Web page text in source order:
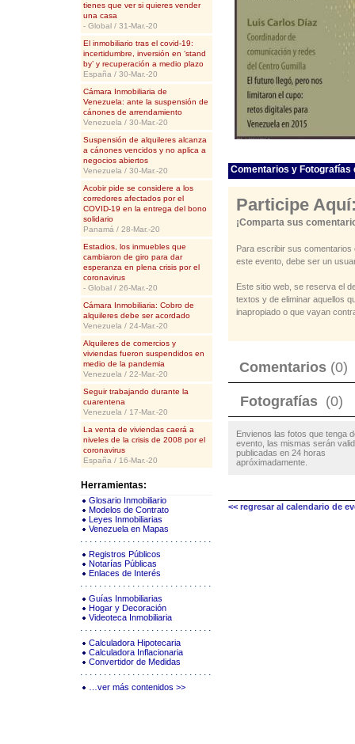
tienes que ver si quieres vender
una casa
- Global / 31-Mar.-20
El inmobiliario tras el covid-19:
incertidumbre, inversión en ‘stand
by’ y recuperación a medio plazo
España / 30-Mar.-20
Cámara Inmobiliaria de
Venezuela: ante la suspensión de
cánones de arrendamiento
Venezuela / 30-Mar.-20
Suspensión de alquileres alcanza
a cánones vencidos y no aplica a
negocios abiertos
Venezuela / 30-Mar.-20
Acobir pide se considere a los
corredores afectados por el
COVID-19 en la entrega del bono
solidario
Panamá / 28-Mar.-20
Estadios, los inmuebles que
cambiaron de giro para dar
esperanza en plena crisis por el
coronavirus
- Global / 26-Mar.-20
Cámara Inmobiliaria: Cobro de
alquileres debe ser acordado
Venezuela / 24-Mar.-20
Alquileres de comercios y
viviendas fueron suspendidos en
medio de la pandemia
Venezuela / 22-Mar.-20
Seguir trabajando durante la
cuarentena
Venezuela / 17-Mar.-20
La venta de viviendas caerá a
niveles de la crisis de 2008 por el
coronavirus
España / 16-Mar.-20
Herramientas:
Glosario Inmobiliario
Modelos de Contrato
Leyes Inmobiliarias
Venezuela en Mapas
Registros Públicos
Notarías Públicas
Enlaces de Interés
Guías Inmobiliarias
Hogar y Decoración
Videoteca Inmobiliaria
Calculadora Hipotecaria
Calculadora Inflacionaria
Convertidor de Medidas
…ver más contenidos >>
Comentarios y Fotografías
Participe
¡Comparta sus
Para escribir sus
este evento, debe ser un
Este sitio web, se reserva el
textos y de eliminar aquellos
inapropiado o que vayan
Comentarios (0)
Fotografías (0)
Envienos las fotos que tenga
evento, las mismas serán
publicadas en 24 horas
apróximadamente.
<< regresar al calendario de